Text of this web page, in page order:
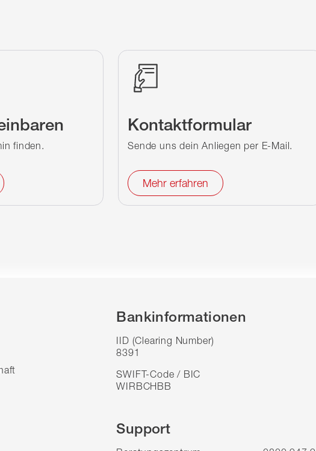
finden.
Kontaktformular
Sende uns dein Anliegen per E-Mail.
Mehr erfahren
Bankinformationen
IID (Clearing Number)
8391
SWIFT-Code / BIC
WIRBCHBB
Support